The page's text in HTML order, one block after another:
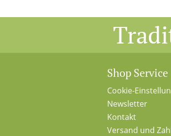
Shop Service
Cookie-
Newsletter
Kontakt
Versand und